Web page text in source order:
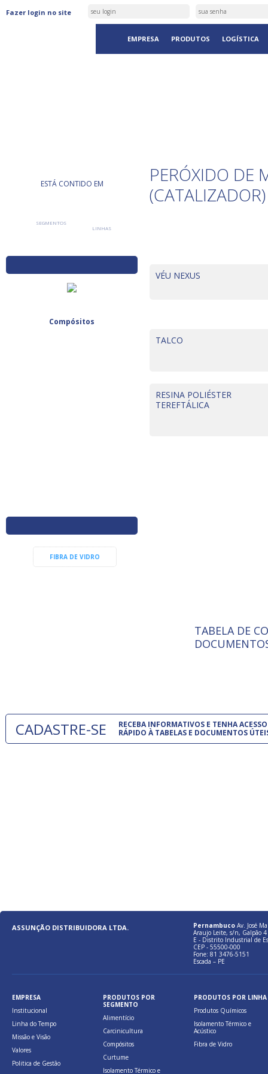
Fazer login no site
EMPRESA PRODUTOS LOGÍSTICA
ESTÁ CONTIDO EM
SEGMENTOS
LINHAS
Compósitos
FIBRA DE VIDRO
PERÓXIDO DE
(CATALIZADOR)
VÉU NEXUS
TALCO
RESINA POLIÉSTER
TEREFTÁLICA
ISO 9001:
A
TABELA DE
CADASTRE-SE
RECEBA INFORMATIVOS E TENHA ACESSO
RÁPIDO À TABELAS E DOCUMENTOS
ASSUNÇÃO DISTRIBUIDORA LTDA. Pernambuco Av. José
Araujo Leite, s/n, Galpão 4
E - Distrito Industrial de
CEP - 55500-000
Fone: 81 3476-5151
Escada – PE
EMPRESA
Institucional
Linha do Tempo
Missão e Visão
Valores
Politica de Gestão
PRODUTOS POR
SEGMENTO
Alimentício
Carcinicultura
Compósitos
Curtume
Isolamento Térmico e
PRODUTOS POR LINHA
Produtos Químicos
Isolamento Térmico e
Acústico
Fibra de Vidro